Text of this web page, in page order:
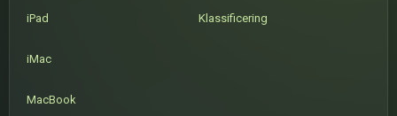
iPad
iMac
MacBook
Klassificering